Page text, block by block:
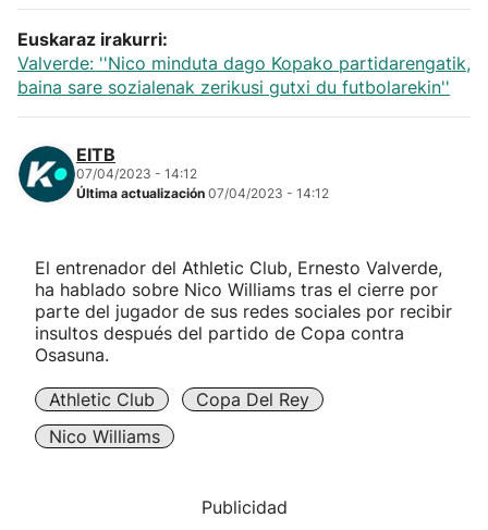
Más deportes
"Helmuga"
Euskaraz irakurri:
Valverde: ''Nico minduta dago Kopako partidarengatik,
baina sare sozialenak zerikusi gutxi du futbolarekin''
EITB
07/04/2023 - 14:12
Última actualización 07/04/2023 - 14:12
El entrenador del Athletic Club, Ernesto Valverde,
ha hablado sobre Nico Williams tras el cierre por
parte del jugador de sus redes sociales por recibir
insultos después del partido de Copa contra
Osasuna.
Athletic Club
Copa Del Rey
Nico Williams
Publicidad